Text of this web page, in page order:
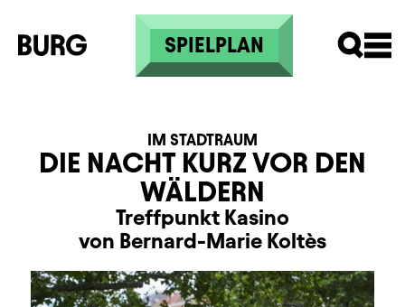
Direkt zum Inhalt
SPIELPLAN
DIE NACHT KURZ VOR DEN
WÄLDERN
IM STADTRAUM
Treffpunkt Kasino
von Bernard-Marie Koltès